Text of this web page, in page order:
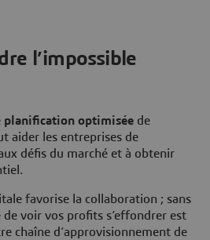
l’impossible
planification optimisée de
aider les entreprises de
défis du marché et à obtenir
favorise la collaboration ; sans
voir vos profits s’effondrer est
chaîne d’approvisionnement de